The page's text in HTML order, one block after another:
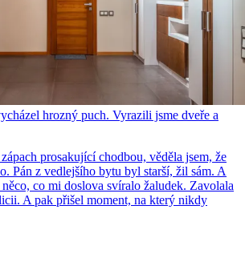
hrozný puch. Vyrazili jsme dveře a
prosakující chodbou, věděla jsem, že
Pán z vedlejšího bytu byl starší, žil sám. A
co mi doslova svíralo žaludek. Zavolala
A pak přišel moment, na který nikdy